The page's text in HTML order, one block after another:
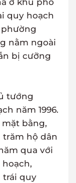
ở khu phố
quy hoạch
phường
nằm ngoài
bị cưỡng
tướng
năm 1996.
mặt bằng,
hộ dân
qua với
trái quy